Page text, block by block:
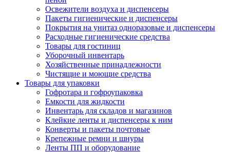
Освежители воздуха и диспенсеры
Пакеты гигиенические и диспенсеры
Покрытия на унитаз одноразовые и диспенсеры
Расходные гигиенические средства
Товары для гостиниц
Уборочный инвентарь
Хозяйственные принадлежности
Чистящие и моющие средства
Товары для упаковки
Гофротара и гофроупаковка
Емкости для жидкости
Инвентарь для складов и магазинов
Клейкие ленты и диспенсеры к ним
Конверты и пакеты почтовые
Крепежные ремни и шнуры
Ленты ПП и оборудование